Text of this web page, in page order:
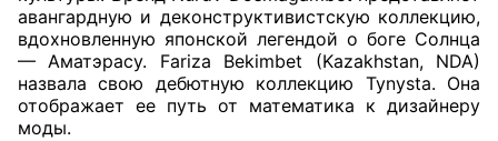
авангардную и деконструктивистскую коллекцию,
вдохновленную японской легендой о боге Солнца
— Аматэрасу. Fariza Bekimbet (Kazakhstan, NDA)
назвала свою дебютную коллекцию Tynysta. Она
отображает ее путь от математика к дизайнеру
моды.